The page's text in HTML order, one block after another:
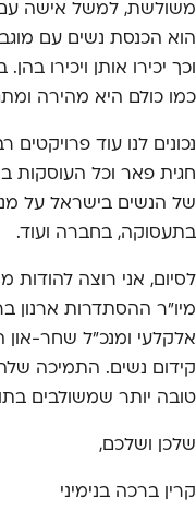
משולשת, למשל אישה עם
הוא הכנסת נשים עם
וכך יכירו אותן ויכירו
כמו כולם היא מהירה
נכונים לנו עוד פרויקטים
חגית פאר וכל העוסקות
של הנשים בישראל על מנת
בתעסוקה, בחברה ועוד.
לסיום, אני רוצה
מיו"ר ההסתדרות ארנון
אלקלעי ומנכ"ל שחר-און
קידום נשים. התמיכה
טובה יותר שמשולבים
שלכן ושלכם,
קרין ברכה בנימיני